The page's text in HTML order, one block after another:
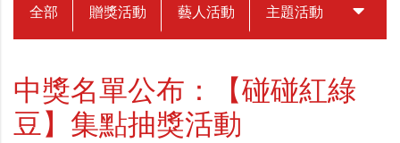
全部 贈獎活動 藝人活動 主題活動 中獎名
中獎名單公布：【碰碰紅綠
豆】集點抽獎活動